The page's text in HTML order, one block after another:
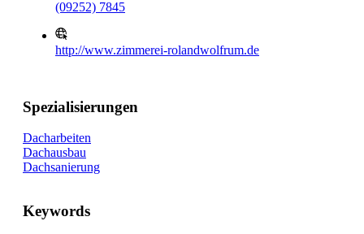
(09252) 7845
http://www.zimmerei-rolandwolfrum.de
Spezialisierungen
Dacharbeiten
Dachausbau
Dachsanierung
Keywords